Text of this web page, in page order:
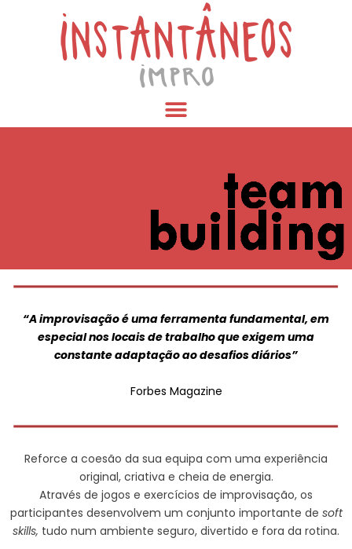
“A improvisação é uma ferramenta fundamental, em
especial nos locais de trabalho que exigem uma
constante adaptação ao desafios diários”
Forbes Magazine
Reforce a coesão da sua equipa com uma experiência
original, criativa e cheia de energia.
Através de jogos e exercícios de improvisação, os
participantes desenvolvem um conjunto importante de soft
skills, tudo num ambiente seguro, divertido e fora da rotina.